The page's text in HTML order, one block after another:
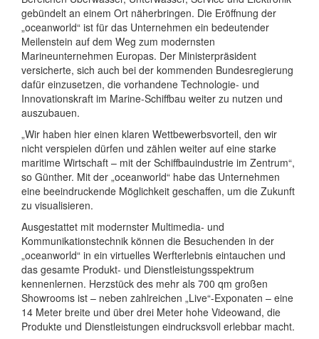
gebündelt an einem Ort näherbringen. Die Eröffnung der
„oceanworld“ ist für das Unternehmen ein bedeutender
Meilenstein auf dem Weg zum modernsten
Marineunternehmen Europas. Der Ministerpräsident
versicherte, sich auch bei der kommenden Bundesregierung
dafür einzusetzen, die vorhandene Technologie- und
Innovationskraft im Marine-Schiffbau weiter zu nutzen und
auszubauen.
„Wir haben hier einen klaren Wettbewerbsvorteil, den wir
nicht verspielen dürfen und zählen weiter auf eine starke
maritime Wirtschaft – mit der Schiffbauindustrie im Zentrum“,
so Günther. Mit der „oceanworld“ habe das Unternehmen
eine beeindruckende Möglichkeit geschaffen, um die Zukunft
zu visualisieren.
Ausgestattet mit modernster Multimedia- und
Kommunikationstechnik können die Besuchenden in der
„oceanworld“ in ein virtuelles Werfterlebnis eintauchen und
das gesamte Produkt- und Dienstleistungsspektrum
kennenlernen. Herzstück des mehr als 700 qm großen
Showrooms ist – neben zahlreichen „Live“-Exponaten – eine
14 Meter breite und über drei Meter hohe Videowand, die
Produkte und Dienstleistungen eindrucksvoll erlebbar macht.